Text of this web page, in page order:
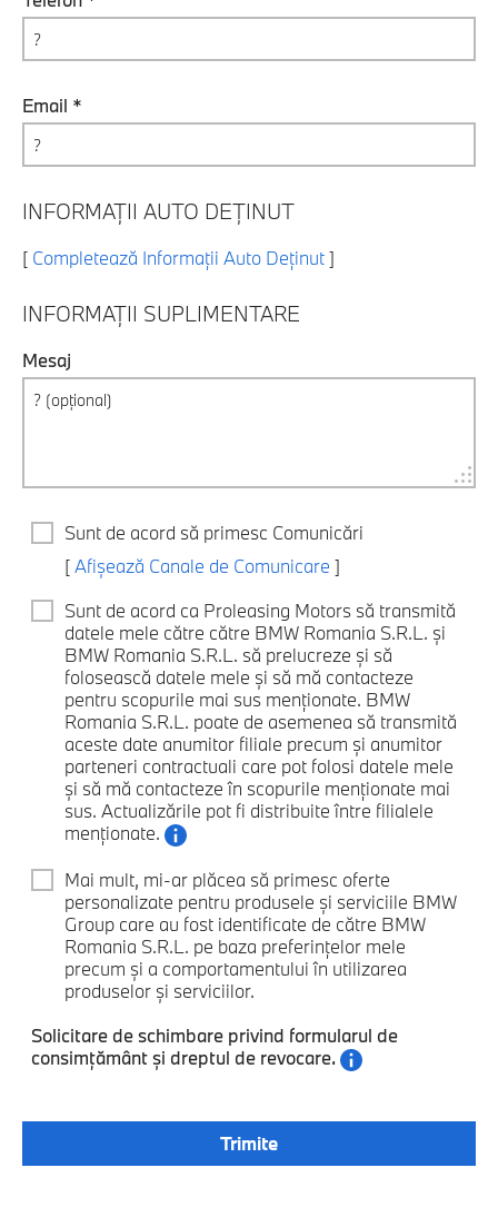
Email *
INFORMAȚII AUTO DEȚINUT
[ Completează Informații Auto Deținut]
INFORMAȚII SUPLIMENTARE
Mesaj
Sunt de acord să primesc Comunicări
[Afișează Canale de Comunicare ]
Sunt de acord ca Proleasing Motors să transmită
datele mele către către BMW Romania S.R.L. și
BMW Romania S.R.L. să prelucreze și să
folosească datele mele și să mă contacteze
pentru scopurile mai sus menționate. BMW
Romania S.R.L. poate de asemenea să transmită
aceste date anumitor filiale precum și anumitor
parteneri contractuali care pot folosi datele mele
și să mă contacteze în scopurile menționate mai
sus. Actualizările pot fi distribuite între filialele
menționate.
Mai mult, mi-ar plăcea să primesc oferte
personalizate pentru produsele și serviciile BMW
Group care au fost identificate de către BMW
Romania S.R.L. pe baza preferințelor mele
precum și a comportamentului în utilizarea
produselor și serviciilor.
Solicitare de schimbare privind formularul de
consimțământ și dreptul de revocare.